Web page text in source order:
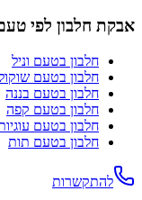
אבקת חלבון לפי
חלבון בטעם וניל
חלבון בטעם
חלבון בטעם בננה
חלבון בטעם קפה
חלבון בטעם
חלבון בטעם תות
להתקשרות